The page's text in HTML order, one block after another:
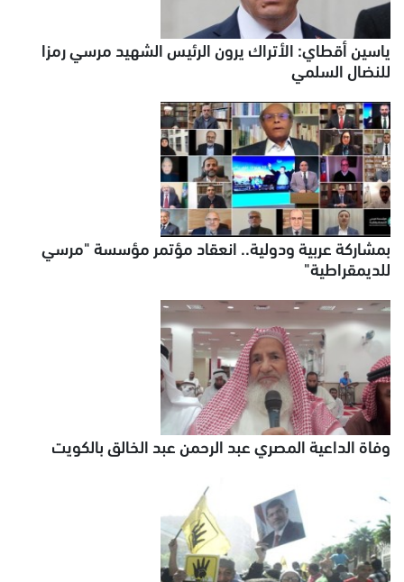
ياسين أقطاي: الأتراك يرون الرئيس الشهيد مرسي رمزا
للنضال السلمي
بمشاركة عربية ودولية.. انعقاد مؤتمر مؤسسة "مرسي
للديمقراطية"
وفاة الداعية المصري عبد الرحمن عبد الخالق بالكويت